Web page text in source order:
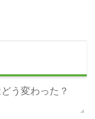
う変わった？